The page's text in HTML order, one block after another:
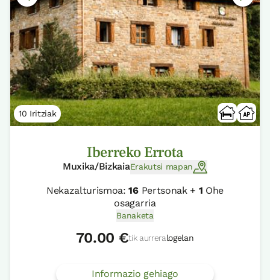
10 Iritziak
Iberreko Errota
Muxika/BizkaiaErakutsi mapan
Nekazalturismoa:16Pertsonak + 1 Ohe
osagarria
Banaketa
70.00 €tik aurreralogelan
Informazio gehiago